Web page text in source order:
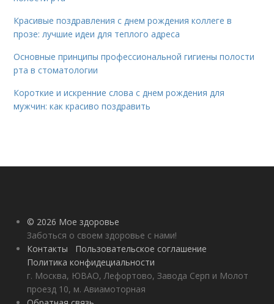
Красивые поздравления с днем рождения коллеге в
прозе: лучшие идеи для теплого адреса
Основные принципы профессиональной гигиены полости
рта в стоматологии
Короткие и искренние слова с днем рождения для
мужчин: как красиво поздравить
© 2026 Мое здоровье
Заботься о своем здоровье с нами!
Контакты
Пользовательское соглашение
Политика конфидециальности
г. Москва, ЮВАО, Лефортово, Завода Серп и Молот
проезд 10, м. Авиамоторная